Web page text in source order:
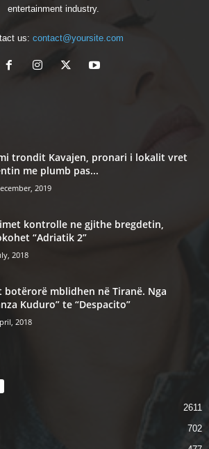
entertainment industry.
us: contact@yoursite.com
trondit Kavajen, pronari i lokalit vret
me plumb pas...
2019
kontrolle ne gjithe bregdetin,
“Adriatik 2”
2018
botërorë mblidhen në Tiranë. Nga
Kuduro” te “Despacito”
2018
2611
702